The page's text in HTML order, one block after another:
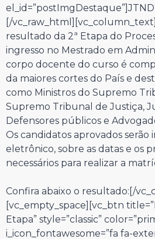
[/
resultado da 2ª Etapa do
ingresso no Mestrado em
corpo docente do curso é
da maiores cortes do País e
como Ministros do Supremo
Supremo Tribunal de Justiça,
Defensores públicos e
Os candidatos aprovados serão
eletrônico, sobre as datas e os
necessários para realizar a
Confira abaixo o resultado:[/
[vc_empty_space][vc_btn
Etapa” style=”classic”
i_icon_fontawesome=”fa fa-